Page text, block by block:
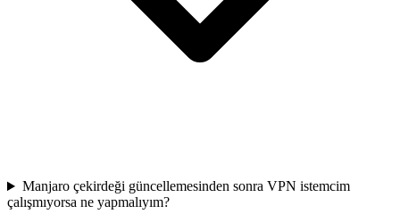
Manjaro çekirdeği güncellemesinden sonra VPN istemcim
çalışmıyorsa ne yapmalıyım?